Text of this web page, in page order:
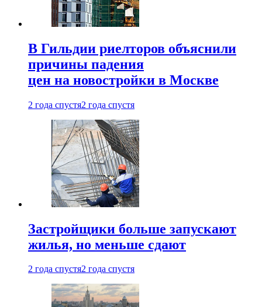
В Гильдии риелторов объяснили
причины падения
цен на новостройки в Москве
2 года спустя2 года спустя
Застройщики больше запускают
жилья, но меньше сдают
2 года спустя2 года спустя